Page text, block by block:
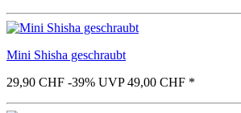
Mini Shisha geschraubt
29,90 CHF -39% UVP 49,00 CHF *